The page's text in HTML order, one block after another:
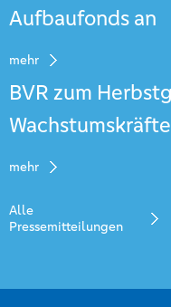
Aufbaufonds an
mehr
BVR zum
mehr
Alle
Pressemitteilungen